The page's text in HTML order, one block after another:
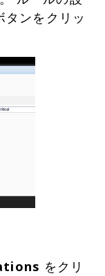
タンをクリッ
をクリ